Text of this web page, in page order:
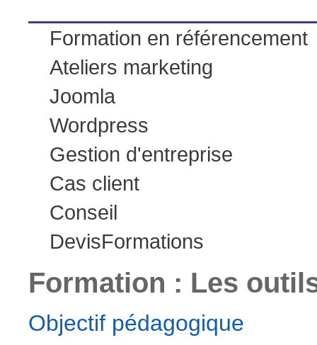
Formation en référencement
Ateliers marketing
Joomla
Wordpress
Gestion d'entreprise
Cas client
Conseil
DevisFormations
Formation : Les
Objectif pédagogique